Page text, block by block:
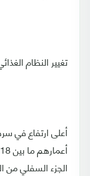
تغيير النظام
أعلى ارتفاع في
الجزء السفلي من